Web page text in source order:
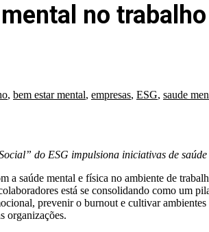
no
, bem estar mental, empresas, ESG, saude
do ESG impulsiona iniciativas de saúde
a saúde mental e física no ambiente de
está se consolidando como um
prevenir o burnout e cultivar
organizações.